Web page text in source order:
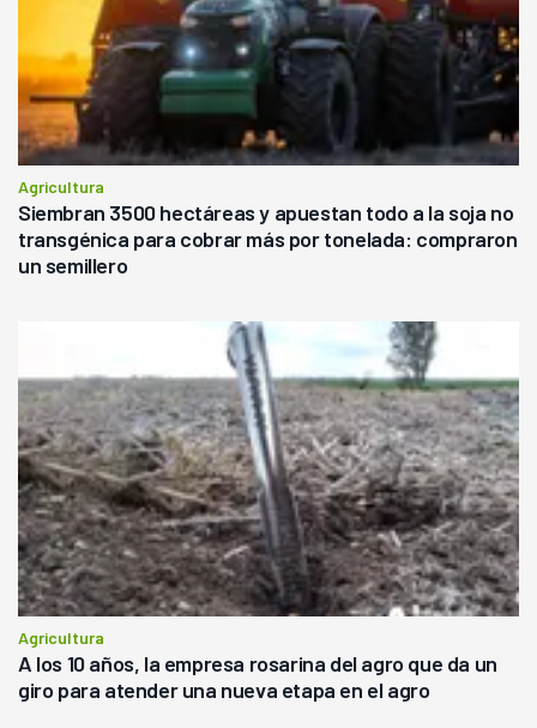
Agricultura
Siembran 3500 hectáreas y apuestan todo a la soja no
transgénica para cobrar más por tonelada: compraron
un semillero
Agricultura
A los 10 años, la empresa rosarina del agro que da un
giro para atender una nueva etapa en el agro